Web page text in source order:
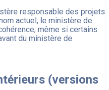
responsable des projets
actuel, le ministère de
même si certains
du ministère de
(versions